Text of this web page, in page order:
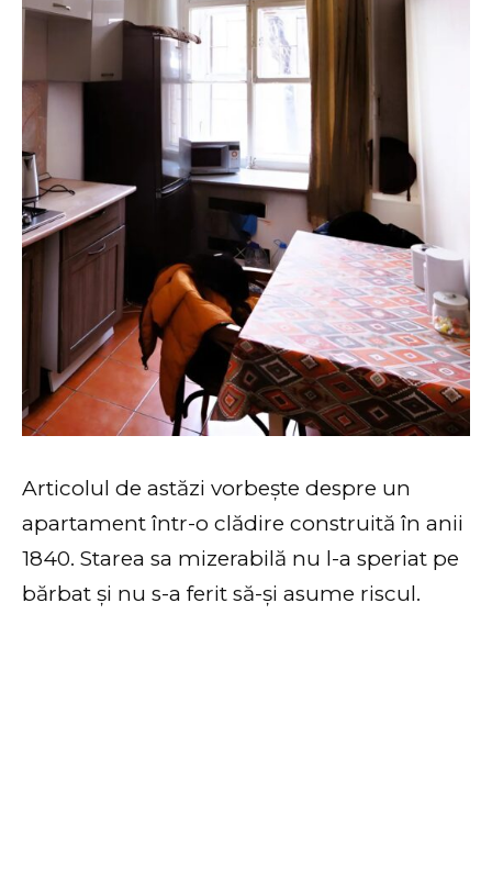
Articolul de astăzi vorbește despre un
apartament într-o clădire construită în anii
1840. Starea sa mizerabilă nu l-a speriat pe
bărbat și nu s-a ferit să-și asume riscul.